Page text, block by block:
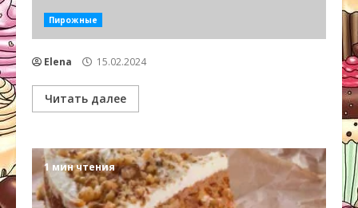
Пирожные
Elena 15.02.2024
Читать далее
1 мин чтения